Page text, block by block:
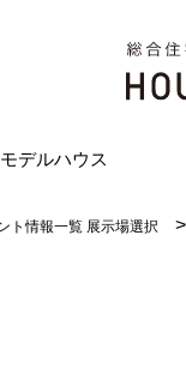
モデルハウス
ト情報一覧 展示場選択